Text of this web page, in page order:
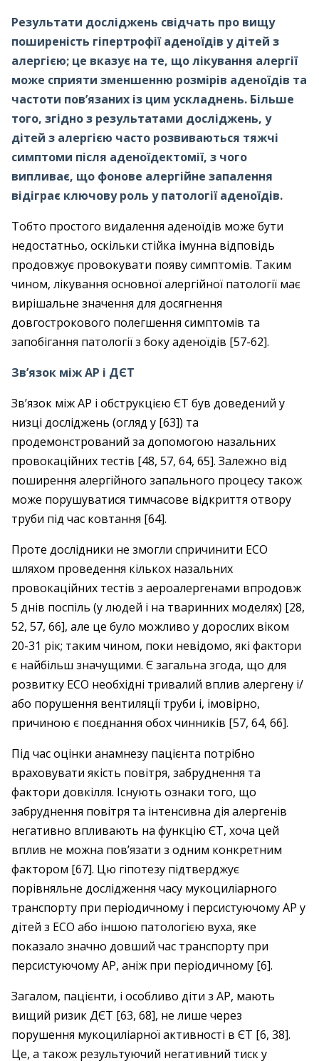
Результати досліджень свідчать про вищу
поширеність ­гіпертрофії аденоїдів у дітей з
алергією; це вказує на те, що лікування алергії
може сприяти зменшенню розмірів аденоїдів та
частоти пов’язаних із цим ускладнень. Більше
того, згідно з результатами досліджень, у
дітей з алергією часто розвиваються тяжчі
симптоми після аденоїдектомії, з чого
випливає, що фонове алергійне запалення
відіграє ключову роль у патології аденоїдів.
Тобто простого видалення аденоїдів може бути
недостатньо, оскільки стійка імунна відповідь
продовжує провокувати появу симптомів. Таким
чином, лікування основної алергійної патології має
вирішальне значення для досягнення
довгострокового полегшення симптомів та
запобігання патології з боку аденоїдів [57-62].
Зв’язок між АР і ДЄТ
Зв’язок між АР і обструкцією ЄТ був доведений у
низці досліджень (огляд у [63]) та
продемонстрований за допомогою назальних
провокаційних тестів [48, 57, 64, 65]. Залежно від
поширення алергійного запального процесу також
може порушуватися тимчасове відкриття отвору
труби під час ковтання [64].
Проте дослідники не змогли спричинити ЕСО
шляхом проведення кількох назальних
провокаційних тестів з аероалергенами впродовж
5 днів поспіль (у людей і на тваринних моделях) [28,
52, 57, 66], але це було можливо у дорослих віком
20-31 рік; таким чином, поки невідомо, які фактори
є найбільш значущими. Є загальна згода, що для
розвитку ЕСО необхідні тривалий вплив алергену і/
або порушення вентиляції труби і, імовірно,
причиною є поєднання обох чинників [57, 64, 66].
Під час оцінки анамнезу пацієнта потрібно
враховувати якість повітря, забруднення та
фактори довкілля. Існують ознаки того, що
забруднення повітря та інтенсивна дія алергенів
негативно впливають на функцію ЄТ, хоча цей
вплив не можна пов’язати з одним конкретним
фактором [67]. Цю гіпотезу підтверджує
порівняльне дослідження часу мукоциліарного
транспорту при періодичному і персистуючому АР у
дітей з ЕСО або іншою патологією вуха, яке
показало значно довший час транспорту при
персистуючому АР, аніж при періодичному [6].
Загалом, пацієнти, і особливо діти з АР, мають
вищий ризик ДЄТ [63, 68], не лише через
порушення мукоциліарної активності в ЄТ [6, 38].
Це, а також результуючий негативний тиск у